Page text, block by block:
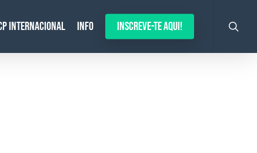
Internacional Info Inscreve-te aqui!